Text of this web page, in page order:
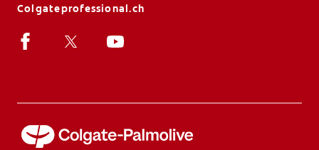
Colgateprofessional.ch